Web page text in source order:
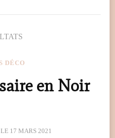
DÉCO
en Noir
17 MARS 2021